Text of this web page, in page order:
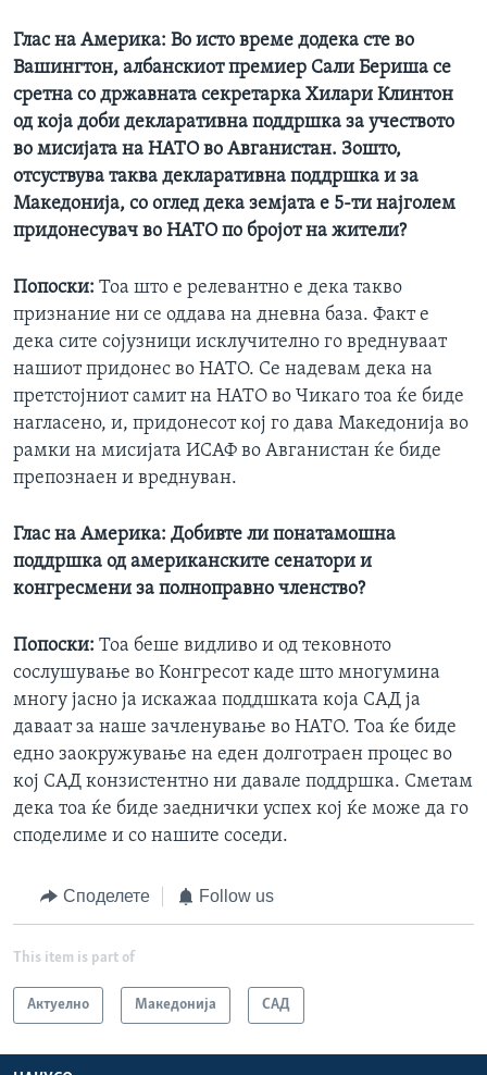
Глас на Америка: Во исто време додека сте во
Вашингтон, албанскиот премиер Сали Бериша се
сретна со државната секретарка Хилари Клинтон
од која доби декларативна поддршка за учеството
во мисијата на НАТО во Авганистан. Зошто,
отсуствува таква декларативна поддршка и за
Македонија, со оглед дека земјата е 5-ти најголем
придонесувач во НАТО по бројот на жители?
Попоски: Тоа што е релевантно е дека такво
признание ни се оддава на дневна база. Факт е
дека сите сојузници исклучително го вреднуваат
нашиот придонес во НАТО. Се надевам дека на
претстојниот самит на НАТО во Чикаго тоа ќе биде
нагласено, и, придонесот кој го дава Македонија во
рамки на мисијата ИСАФ во Авганистан ќе биде
препознаен и вреднуван.
Глас на Америка: Добивте ли понатамошна
поддршка од американските сенатори и
конгресмени за полноправно членство?
Попоски: Тоа беше видливо и од тековното
сослушување во Конгресот каде што многумина
многу јасно ја искажаа поддшката која САД ја
даваат за наше зачленување во НАТО. Тоа ќе биде
едно заокружување на еден долготраен процес во
кој САД конзистентно ни давале поддршка. Сметам
дека тоа ќе биде заеднички успех кој ќе може да го
споделиме и со нашите соседи.
Споделете Follow us
This item is part of
Актуелно Македонија САД